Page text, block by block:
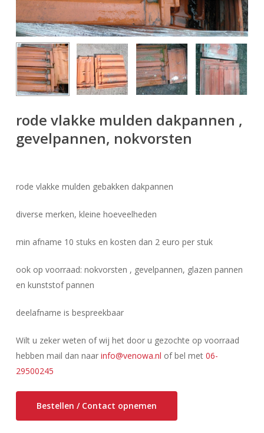
rode vlakke mulden dakpannen ,
gevelpannen, nokvorsten
rode vlakke mulden gebakken dakpannen
diverse merken, kleine hoeveelheden
min afname 10 stuks en kosten dan 2 euro per stuk
ook op voorraad: nokvorsten , gevelpannen, glazen pannen
en kunststof pannen
deelafname is bespreekbaar
Wilt u zeker weten of wij het door u gezochte op voorraad
hebben mail dan naar info@venowa.nl of bel met 06-
29500245
Bestellen / Contact opnemen